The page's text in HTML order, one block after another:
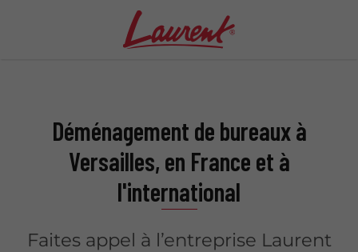
Déménagement de bureaux à
Versailles, en France et à
l'international
Faites appel à l’entreprise Laurent